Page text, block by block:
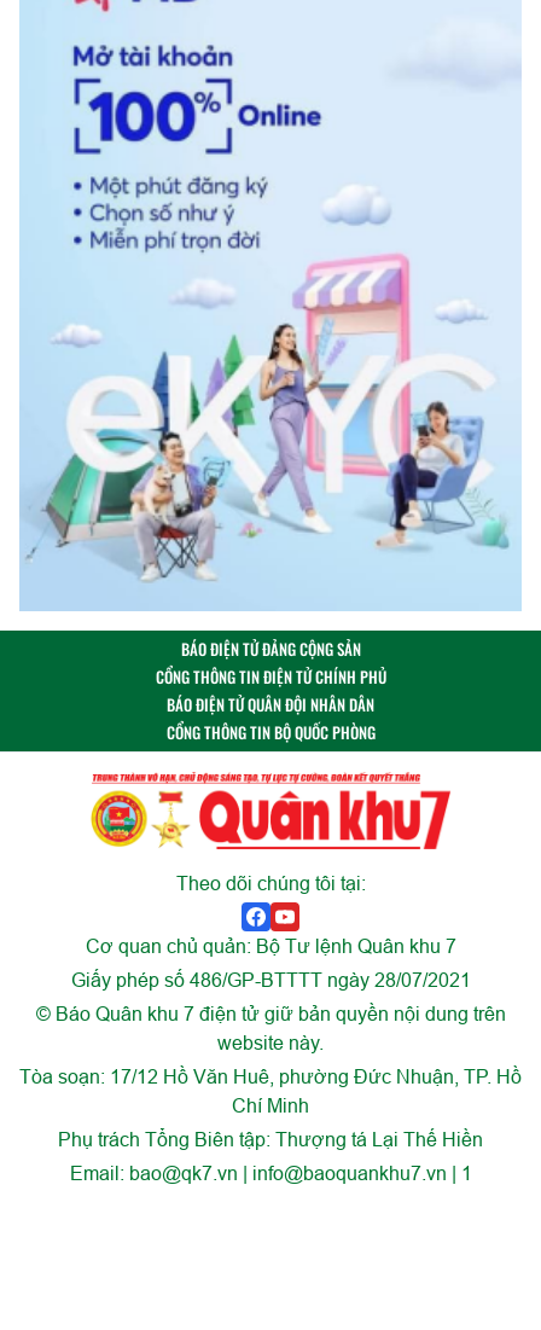
BÁO ĐIỆN TỬ ĐẢNG CỘNG SẢN
CỔNG THÔNG TIN ĐIỆN TỬ CHÍNH PHỦ
BÁO ĐIỆN TỬ QUÂN ĐỘI NHÂN DÂN
CỔNG THÔNG TIN BỘ QUỐC PHÒNG
Theo dõi chúng tôi tại:
Cơ quan chủ quản: Bộ Tư lệnh Quân khu 7
Giấy phép số 486/GP-BTTTT ngày 28/07/2021
© Báo Quân khu 7 điện tử giữ bản quyền nội dung trên
website này.
Tòa soạn: 17/12 Hồ Văn Huê, phường Đức Nhuận, TP. Hồ
Chí Minh
Phụ trách Tổng Biên tập: Thượng tá Lại Thế Hiền
Email: bao@qk7.vn | info@baoquankhu7.vn | 1